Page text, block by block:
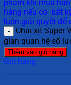
phẩm khi mua
hàng nếu có bất
luôn giải quyết để
Chai xịt Super
gian quan hệ số
Thêm vào giỏ hàng
Giỏ hàng